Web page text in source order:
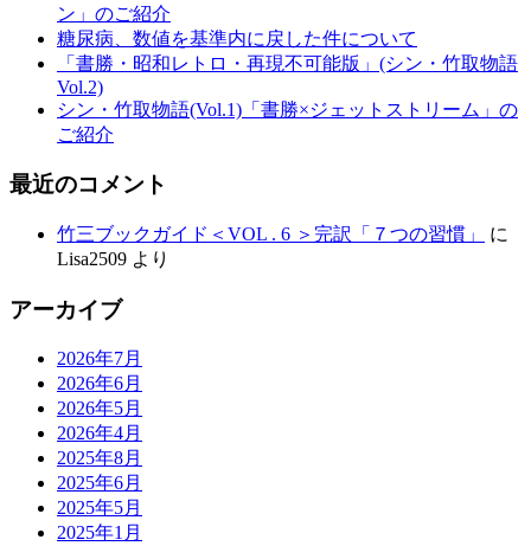
ン」のご紹介
糖尿病、数値を基準内に戻した件について
「書勝・昭和レトロ・再現不可能版」(シン・竹取物語
Vol.2)
シン・竹取物語(Vol.1)「書勝×ジェットストリーム」の
ご紹介
最近のコメント
竹三ブックガイド＜VOL . 6 ＞完訳「７つの習慣」
に
Lisa2509 より
アーカイブ
2026年7月
2026年6月
2026年5月
2026年4月
2025年8月
2025年6月
2025年5月
2025年1月